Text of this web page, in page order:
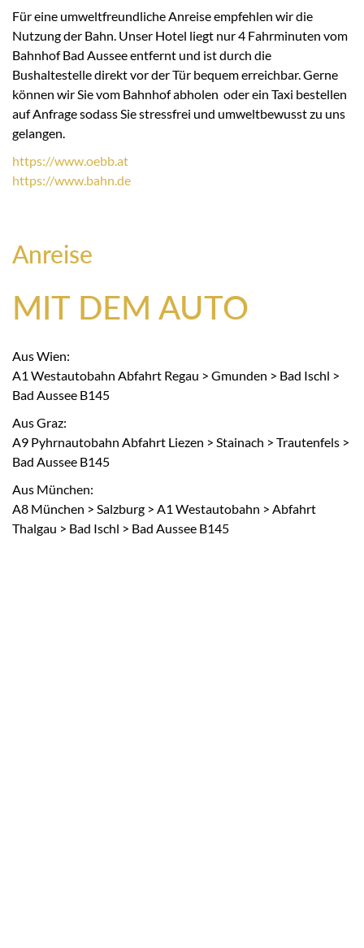
Für eine umweltfreundliche Anreise empfehlen wir die
Nutzung der Bahn. Unser Hotel liegt nur 4 Fahrminuten vom
Bahnhof Bad Aussee entfernt und ist durch die
Bushaltestelle direkt vor der Tür bequem erreichbar. Gerne
können wir Sie vom Bahnhof abholen oder ein Taxi bestellen
auf Anfrage sodass Sie stressfrei und umweltbewusst zu uns
gelangen.
https://www.oebb.at
https://www.bahn.de
Anreise
MIT DEM AUTO
Aus Wien:
A1 Westautobahn Abfahrt Regau > Gmunden > Bad Ischl >
Bad Aussee B145
Aus Graz:
A9 Pyhrnautobahn Abfahrt Liezen > Stainach > Trautenfels >
Bad Aussee B145
Aus München:
A8 München > Salzburg > A1 Westautobahn > Abfahrt
Thalgau > Bad Ischl > Bad Aussee B145